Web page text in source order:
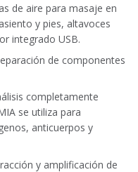
de aire para masaje en
y pies, altavoces
integrado USB.
de componentes
completamente
se utiliza para
anticuerpos y
y amplificación de